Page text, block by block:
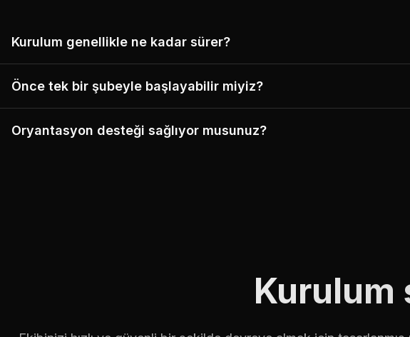
Kurulum genellikle ne kadar sürer?
Önce tek bir şubeyle başlayabilir miyiz?
Oryantasyon desteği sağlıyor musunuz?
Kurulum